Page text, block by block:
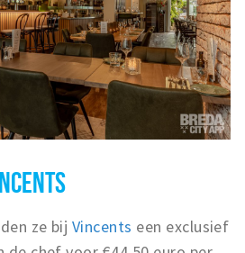
ze bij Vincents een exclusief